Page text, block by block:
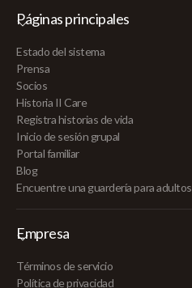
Páginas principales
Estado del sistema
Prensa
Socios
Historia II Care
Registra historias de vida
Inicio de sesión grupal
Portal familiar
Blog
Encuentre una guardería para adultos
Empresa
Términos de servicio
Política de privacidad